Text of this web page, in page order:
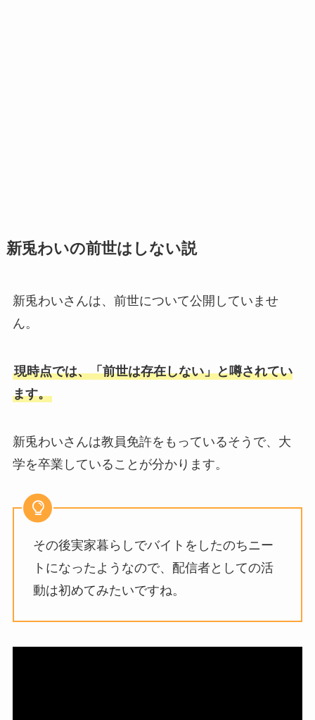
新兎わいの前世はしない説
新兎わいさんは、前世について公開していませ
ん。
現時点では、「前世は存在しない」と噂されてい
ます。
新兎わいさんは教員免許をもっているそうで、大
学を卒業していることが分かります。
その後実家暮らしでバイトをしたのちニー
トになったようなので、配信者としての活
動は初めてみたいですね。